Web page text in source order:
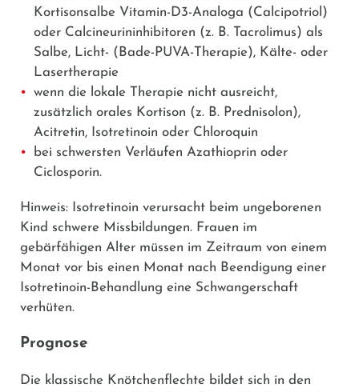
Kortisonsalbe Vitamin-D3-Analoga (Calcipotriol )
oder Calcineurininhibitoren (z. B. Tacrolimus) als
Salbe, Licht- (Bade-PUVA-Therapie), Kälte- oder
Lasertherapie
wenn die lokale Therapie nicht ausreicht,
zusätzlich orales Kortison (z. B. Prednisolon),
Acitretin, Isotretinoin oder Chloroquin
bei schwersten Verläufen Azathioprin oder
Ciclosporin.
Hinweis: Isotretinoin verursacht beim ungeborenen
Kind schwere Missbildungen. Frauen im
gebärfähigen Alter müssen im Zeitraum von einem
Monat vor bis einen Monat nach Beendigung einer
Isotretinoin-Behandlung eine Schwangerschaft
verhüten.
Prognose
Die klassische Knötchenflechte bildet sich in den